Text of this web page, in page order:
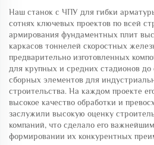
Наш станок с ЧПУ для гибки
сотнях ключевых проектов по всей
армирования фундаментных плит
каркасов тоннелей скоростных
предварительно изготовленных
для крупных и средних стадионов
сборных элементов для
строительства. На каждом проекте
высокое качество обработки и
заслужили высокую оценку
компаний, что сделало его
формировании их конкурентных